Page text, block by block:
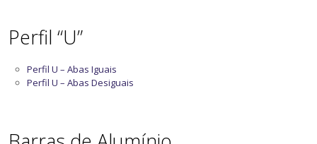
Perfil “U”
Perfil U – Abas Iguais
Perfil U – Abas Desiguais